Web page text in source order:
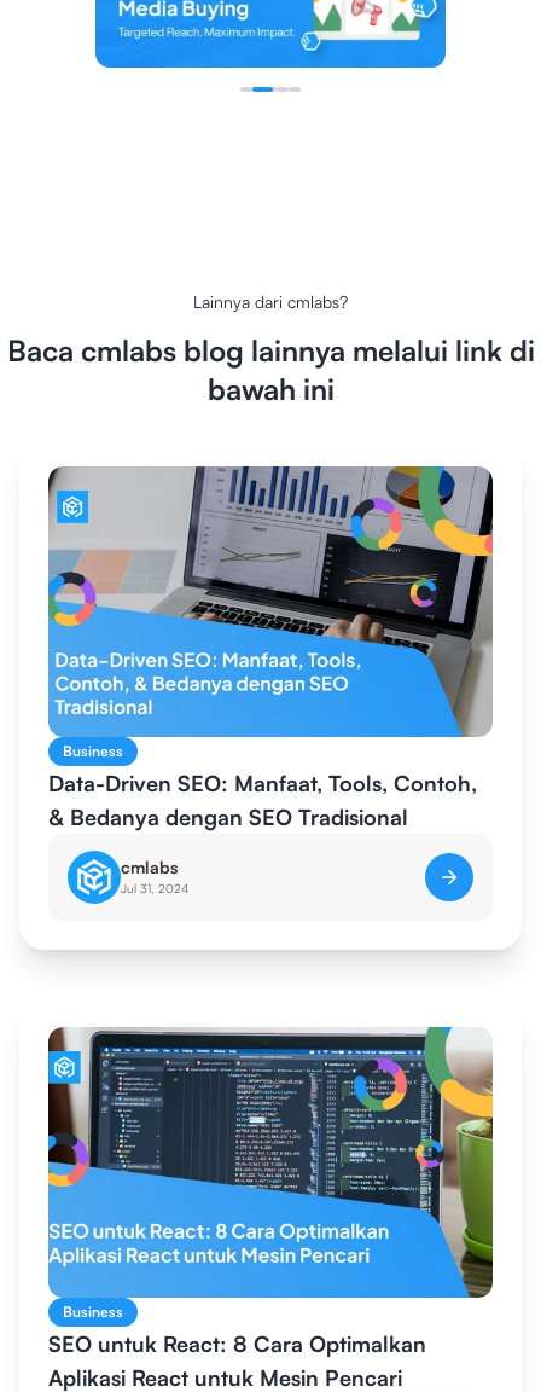
Lainnya dari cmlabs?
Baca cmlabsblog lainnya melalui link di
bawah ini
Business
Data-Driven SEO: Manfaat, Tools, Contoh,
& Bedanya dengan SEO Tradisional
cmlabs
Jul 31, 2024
Business
SEO untuk React: 8 Cara Optimalkan
Aplikasi React untuk Mesin Pencari